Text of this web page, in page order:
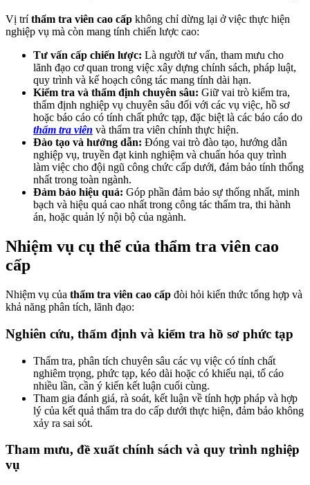
Vị tríthẩm tra viên cao cấp không chỉ dừng lại ở việc thực hiện
nghiệp vụ mà còn mang tính chiến lược cao:
Tư vấn cấp chiến lược: Là người tư vấn, tham mưu cho
lãnh đạo cơ quan trong việc xây dựng chính sách, pháp luật,
quy trình và kế hoạch công tác mang tính dài hạn.
Kiểm tra và thẩm định chuyên sâu: Giữ vai trò kiểm tra,
thẩm định nghiệp vụ chuyên sâu đối với các vụ việc, hồ sơ
hoặc báo cáo có tính chất phức tạp, đặc biệt là các báo cáo do
thẩm tra viên và thẩm tra viên chính thực hiện.
Đào tạo và hướng dẫn: Đóng vai trò đào tạo, hướng dẫn
nghiệp vụ, truyền đạt kinh nghiệm và chuẩn hóa quy trình
làm việc cho đội ngũ công chức cấp dưới, đảm bảo tính thống
nhất trong toàn ngành.
Đảm bảo hiệu quả: Góp phần đảm bảo sự thống nhất, minh
bạch và hiệu quả cao nhất trong công tác thẩm tra, thi hành
án, hoặc quản lý nội bộ của ngành.
Nhiệm vụ cụ thể của thẩm tra viên cao
cấp
Nhiệm vụ của thẩm tra viên cao cấp đòi hỏi kiến thức tổng hợp và
khả năng phân tích, lãnh đạo:
Nghiên cứu, thẩm định và kiểm tra hồ sơ phức tạp
Thẩm tra, phân tích chuyên sâu các vụ việc có tính chất
nghiêm trọng, phức tạp, kéo dài hoặc có khiếu nại, tố cáo
nhiều lần, cần ý kiến kết luận cuối cùng.
Tham gia đánh giá, rà soát, kết luận về tính hợp pháp và hợp
lý của kết quả thẩm tra do cấp dưới thực hiện, đảm bảo không
xảy ra sai sót.
Tham mưu, đề xuất chính sách và quy trình nghiệp
vụ